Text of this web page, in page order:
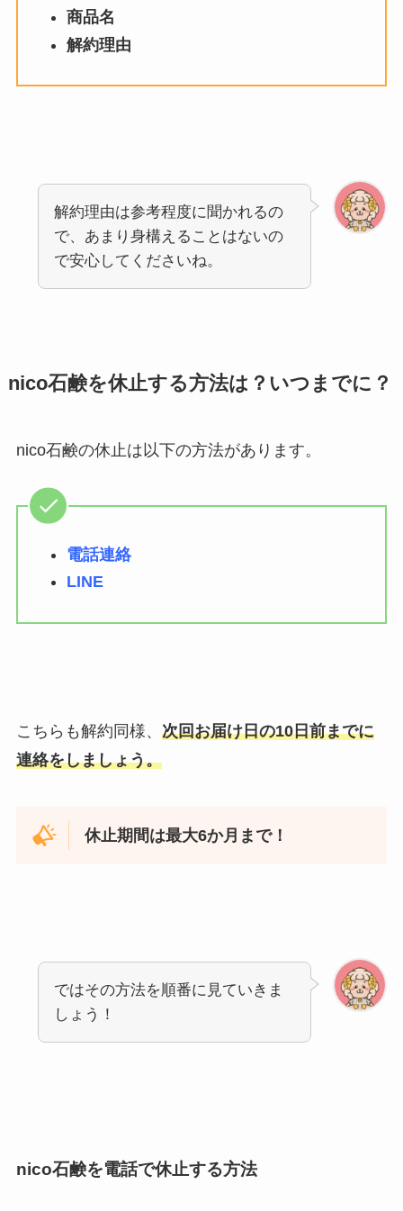
商品名
解約理由
解約理由は参考程度に聞かれるの
で、あまり身構えることはないの
で安心してくださいね。
nico石鹸を休止する方法は？いつまでに？
nico石鹸の休止は以下の方法があります。
電話連絡
LINE
こちらも解約同様、 次回お届け日の10日前までに
連絡をしましょう。
休止期間は最大6か月まで！
ではその方法を順番に見ていきま
しょう！
nico石鹸を電話で休止する方法